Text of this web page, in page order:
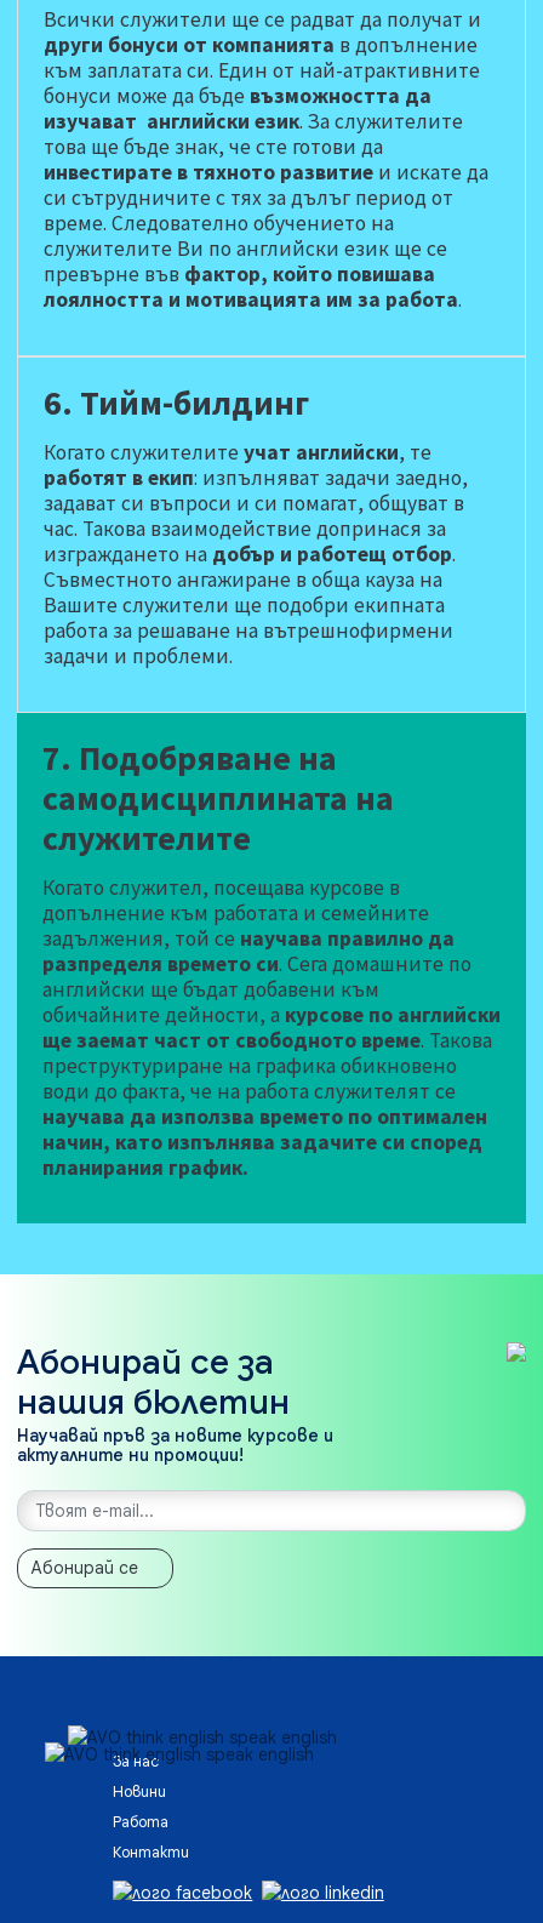
Всички служители ще се радват да получат и
други бонуси от компанията в допълнение
към заплатата си. Един от най-атрактивните
бонуси може да бъде възможността да
изучават английски език. За служителите
това ще бъде знак, че сте готови да
инвестирате в тяхното развитие и искате да
си сътрудничите с тях за дълъг период от
време. Следователно обучението на
служителите Ви по английски език ще се
превърне във фактор, който повишава
лоялността и мотивацията им за работа.
6. Тийм-билдинг
Когато служителитеучат английски, те
работят в екип: изпълняват задачи заедно,
задават си въпроси и си помагат, общуват в
час. Такова взаимодействие допринася за
изграждането на добър и работещ отбор.
Съвместното ангажиране в обща кауза на
Вашите служители ще подобри екипната
работа за решаване на вътрешнофирмени
задачи и проблеми.
7. Подобряване на
самодисциплината на
служителитe
Когато служител, посещава курсове в
допълнение към работата и семейните
задължения, той се научава правилно да
разпределя времето си. Сега домашните по
английски ще бъдат добавени към
обичайните дейности, а курсове по английски
ще заемат част от свободното време. Такова
преструктуриране на графика обикновено
води до факта, че на работа служителят се
научава да използва времето по оптимален
начин, като изпълнява задачите си според
планирания график.
Абонирай се за
нашия бюлетин
Научавай пръв за новите курсове и
актуалните ни промоции!
Абонирай се
За нас
Новини
Работа
Контакти